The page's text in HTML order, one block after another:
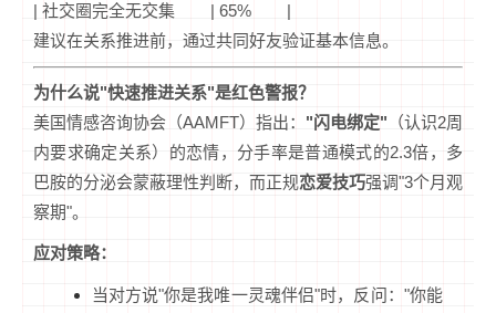
| 社交圈完全无交集 | 65% |
建议在关系推进前，通过共同好友验证基本信息。
为什么说"快速推进关系"是红色警报？
美国情感咨询协会（AAMFT）指出： "闪电绑定" （认识2周
内要求确定关系）的恋情，分手率是普通模式的2.3倍，多
巴胺的分泌会蒙蔽理性判断，而正规恋爱技巧强调"3个月观
察期"。
应对策略：
当对方说"你是我唯一灵魂伴侣"时，反问："你能